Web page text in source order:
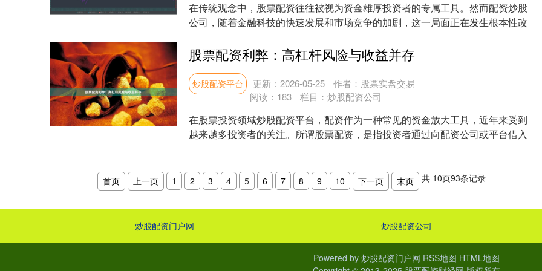
在传统观念中，股票配资往往被视为资金雄厚投资者的专属工具。然而配资炒股
公司，随着金融科技的快速发展和市场竞争的加剧，这一局面正在发生根本性改
股票配资利弊：高杠杆风险与收益并存
炒股配资平台 更新：2026-05-25
作者：股票实盘交易
阅读： 183 栏目： 炒股配资公司
在股票投资领域炒股配资平台，配资作为一种常见的资金放大工具，近年来受到
越来越多投资者的关注。所谓股票配资，是指投资者通过向配资公司或平台借入
首页 上一页 1 2 3 4 5 6 7 8 9 10 下一页 末页 共 10页93条记录
炒股配资门户网 炒股配资公司
Powered by 炒股配资门户网 RSS地图 HTML地图